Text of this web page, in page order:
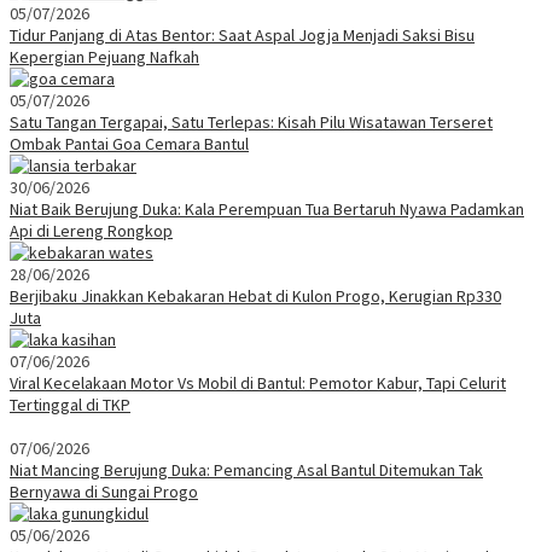
05/07/2026
Tidur Panjang di Atas Bentor: Saat Aspal Jogja Menjadi Saksi Bisu
Kepergian Pejuang Nafkah
05/07/2026
Satu Tangan Tergapai, Satu Terlepas: Kisah Pilu Wisatawan Terseret
Ombak Pantai Goa Cemara Bantul
30/06/2026
Niat Baik Berujung Duka: Kala Perempuan Tua Bertaruh Nyawa Padamkan
Api di Lereng Rongkop
28/06/2026
Berjibaku Jinakkan Kebakaran Hebat di Kulon Progo, Kerugian Rp330
Juta
07/06/2026
Viral Kecelakaan Motor Vs Mobil di Bantul: Pemotor Kabur, Tapi Celurit
Tertinggal di TKP
07/06/2026
Niat Mancing Berujung Duka: Pemancing Asal Bantul Ditemukan Tak
Bernyawa di Sungai Progo
05/06/2026